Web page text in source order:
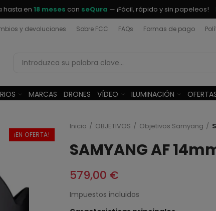
hasta en 18 meses con seQura — ¡Fácil, rápido y sin papeleos!
y devoluciones Sobre FCC FAQs Formas de pago
MARCAS DRONES VÍDEO ILUMINACIÓN
¡EN OFERTA!
Inicio OBJETIVOS Objetivos Samyang
SAMYANG AF
579,00 €
Impuestos incluidos